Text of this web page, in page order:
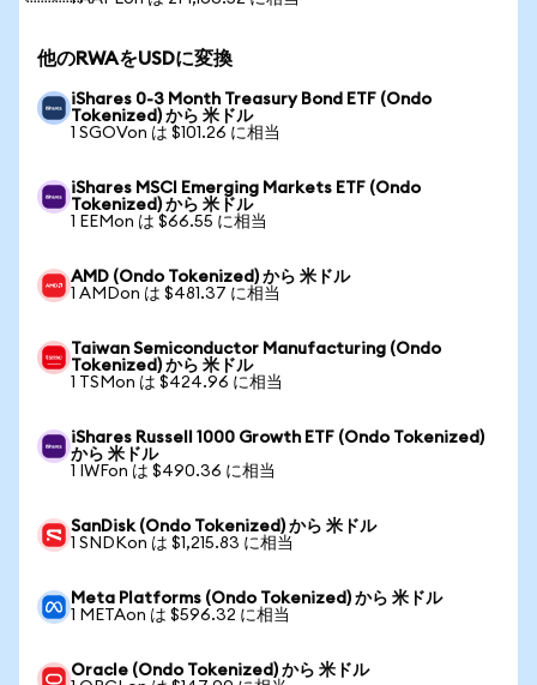
他のRWAをUSDに変換
iShares 0-3 Month Treasury Bond ETF (Ondo
Tokenized) から 米ドル
1 SGOVon は $101.26 に相当
iShares MSCI Emerging Markets ETF (Ondo
Tokenized) から 米ドル
1 EEMon は $66.55 に相当
AMD (Ondo Tokenized) から 米ドル
1 AMDon は $481.37 に相当
Taiwan Semiconductor Manufacturing (Ondo
Tokenized) から 米ドル
1 TSMon は $424.96 に相当
iShares Russell 1000 Growth ETF (Ondo Tokenized)
から 米ドル
1 IWFon は $490.36 に相当
SanDisk (Ondo Tokenized) から 米ドル
1 SNDKon は $1,215.83 に相当
Meta Platforms (Ondo Tokenized) から 米ドル
1 METAon は $596.32 に相当
Oracle (Ondo Tokenized) から 米ドル